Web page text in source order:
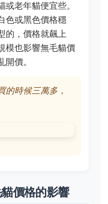
老年貓便宜些。
色或黑色價格穩
的，價格就飆上
模也影響無毛貓價
價。
的時候三萬多，
價格的影響